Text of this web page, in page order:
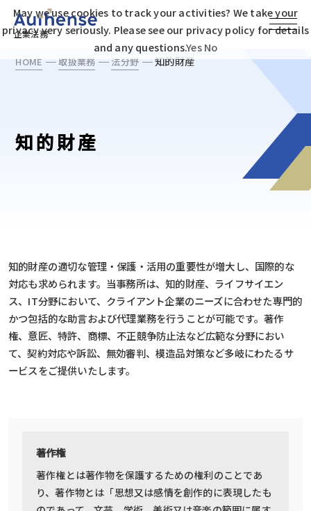
企業法務
HOME 取扱業務 法分野 知的財産
知的財産
知的財産の適切な管理・保護・活用の重要性が増大し、国際的な
対応も求められます。当事務所は、知的財産、ライフサイエン
ス、IT分野において、クライアント企業のニーズに合わせた専門的
かつ包括的な助言および代理業務を行うことが可能です。著作
権、意匠、特許、商標、不正競争防止法など広範な分野におい
て、契約対応や訴訟、無効審判、模造品対策など多岐にわたるサ
ービスをご提供いたします。
著作権
著作権とは著作物を保護するための権利のことであ
り、著作物とは「思想又は感情を創作的に表現したも
May we use cookies to track your activities? We take your
privacy very seriously. Please see our privacy policy for details
and any questions.Yes No